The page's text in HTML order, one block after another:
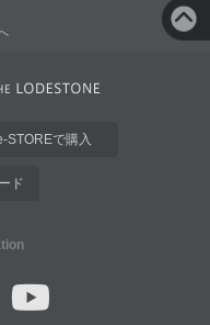
STOREで購入
ド